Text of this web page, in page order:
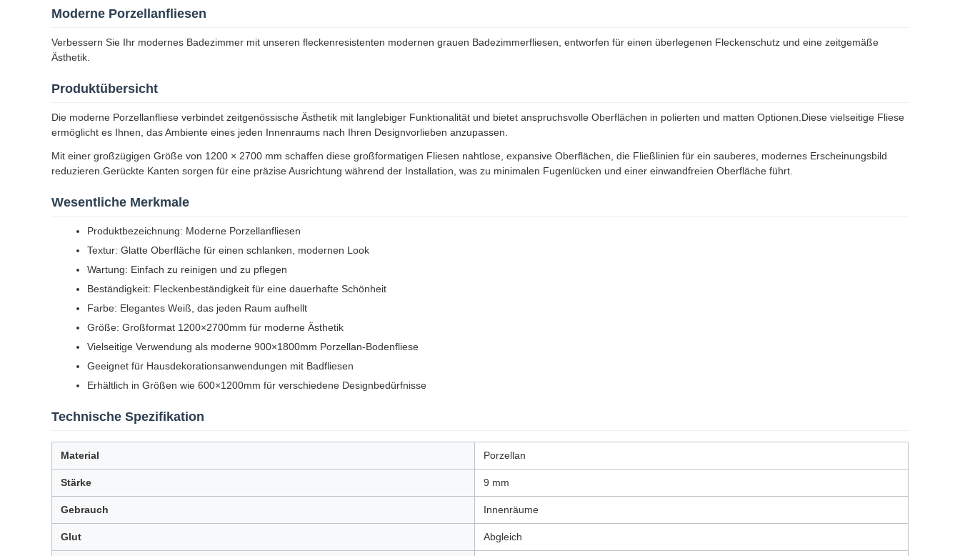
Moderne Porzellanfliesen
Verbessern Sie Ihr modernes Badezimmer mit unseren fleckenresistenten modernen grauen Badezimmerfliesen, entworfen für einen überlegenen Fleckenschutz und eine zeitgemäße
Ästhetik.
Produktübersicht
Die moderne Porzellanfliese verbindet zeitgenössische Ästhetik mit langlebiger Funktionalität und bietet anspruchsvolle Oberflächen in polierten und matten Optionen.Diese vielseitige Fliese
ermöglicht es Ihnen, das Ambiente eines jeden Innenraums nach Ihren Designvorlieben anzupassen.
Mit einer großzügigen Größe von 1200 × 2700 mm schaffen diese großformatigen Fliesen nahtlose, expansive Oberflächen, die Fließlinien für ein sauberes, modernes Erscheinungsbild
reduzieren.Gerückte Kanten sorgen für eine präzise Ausrichtung während der Installation, was zu minimalen Fugenlücken und einer einwandfreien Oberfläche führt.
Wesentliche Merkmale
Produktbezeichnung: Moderne Porzellanfliesen
Textur: Glatte Oberfläche für einen schlanken, modernen Look
Wartung: Einfach zu reinigen und zu pflegen
Beständigkeit: Fleckenbeständigkeit für eine dauerhafte Schönheit
Farbe: Elegantes Weiß, das jeden Raum aufhellt
Größe: Großformat 1200×2700mm für moderne Ästhetik
Vielseitige Verwendung als moderne 900×1800mm Porzellan-Bodenfliese
Geeignet für Hausdekorationsanwendungen mit Badfliesen
Erhältlich in Größen wie 600×1200mm für verschiedene Designbedürfnisse
Technische Spezifikation
Material Porzellan
Stärke 9 mm
Gebrauch Innenräume
Glut Abgleich